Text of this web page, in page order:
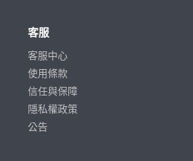
客服
客服中心
使用條款
信任與保障
隱私權政策
公告